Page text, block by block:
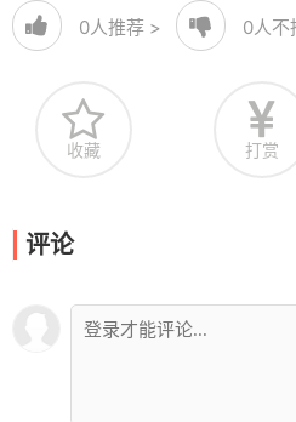
0人推荐 > 0人不
收藏 打赏
评论